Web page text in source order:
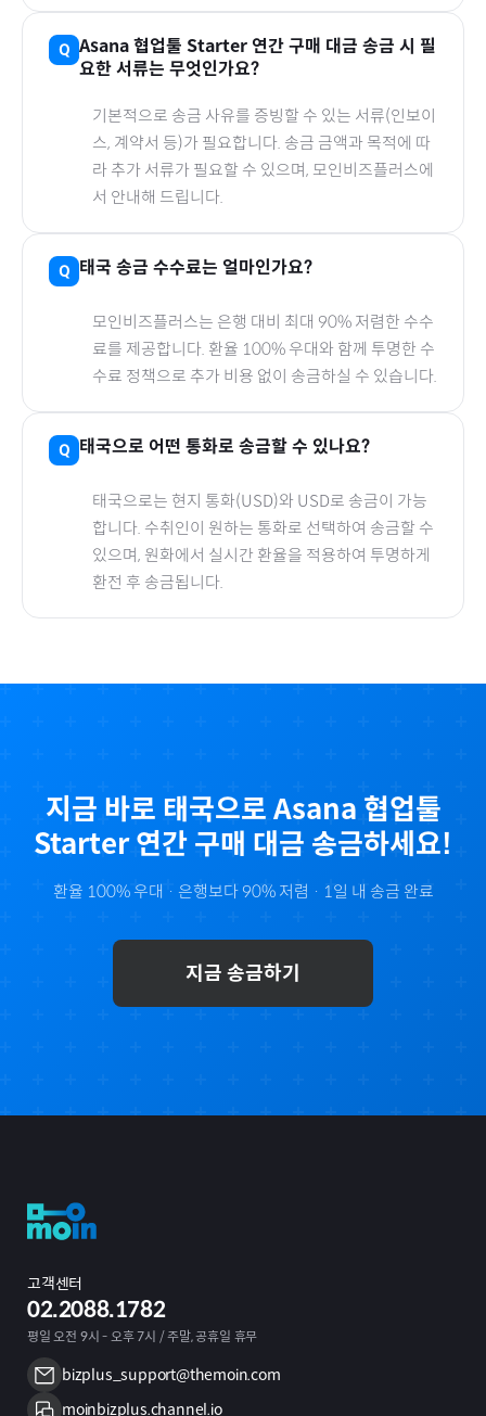
Asana 협업툴 Starter 연간구매 대금 송금 시 필
요한 서류는 무엇인가요?
기본적으로 송금 사유를 증빙할 수 있는 서류(인보이
스, 계약서 등)가 필요합니다. 송금 금액과 목적에 따
라 추가 서류가 필요할 수 있으며, 모인비즈플러스에
서 안내해 드립니다.
태국 송금 수수료는 얼마인가요?
모인비즈플러스는 은행 대비 최대 90% 저렴한 수수
료를 제공합니다. 환율 100% 우대와 함께 투명한 수
수료 정책으로 추가 비용 없이 송금하실 수 있습니다.
태국으로 어떤 통화로 송금할 수 있나요?
태국으로는 현지 통화(USD)와 USD로 송금이 가능
합니다. 수취인이 원하는 통화로 선택하여 송금할 수
있으며, 원화에서 실시간 환율을 적용하여 투명하게
환전 후 송금됩니다.
지금 바로 태국으로 Asana 협업툴
Starter 연간 구매 대금 송금하세요!
환율 100% 우대 · 은행보다 90% 저렴 · 1일 내 송금 완료
지금 송금하기
고객센터
02.2088.1782
평일 오전 9시 - 오후 7시 / 주말, 공휴일 휴무
bizplus_support@themoin.com
moinbizplus.channel.io